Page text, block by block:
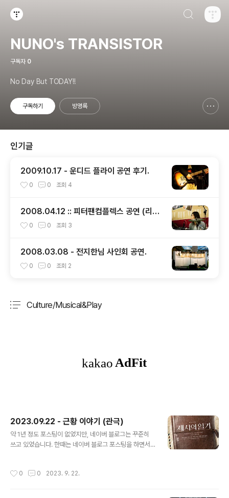
NUNO's TRANSISTOR
구독자 0
No Day But TODAY!!
구독하기 방명록
인기글
2009.10.17 - 운디드 플라이 공연 후기.
0 0 조회 4
2008.04.12 :: 피터팬컴플렉스 공연 (리허
설)0 0 조회 3
2008.03.08 - 전지한님 사인회 공연.
0 0 조회 2
Culture/Musical&Play
2023.09.22 - 근황 이야기 (관극)
약 1년 정도 포스팅이 없었지만, 네이버 블로그는 꾸준히
쓰고 있었습니다. 한때는 네이버 블로그 포스팅을 하면서
ㅋㅋ 뮤지컬/연극 공연은 꾸준히 보고 있습니다. 너무 지난
0 0 2023. 9. 22.